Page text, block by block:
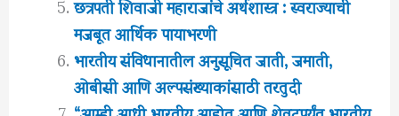
मजबूत आर्थिक पायाभरणी
भारतीय संविधानातील अनुसूचित जाती, जमाती,
ओबीसी आणि अल्पसंख्याकांसाठी तरतुदी